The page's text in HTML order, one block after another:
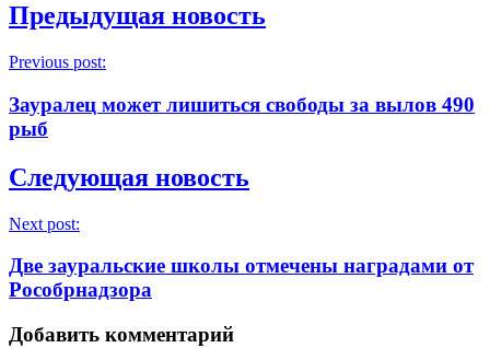
Предыдущая новость
Previous post:
Зауралец может лишиться свободы за вылов 490
рыб
Следующая новость
Next post:
Две зауральские школы отмечены наградами от
Рособрнадзора
Добавить комментарий